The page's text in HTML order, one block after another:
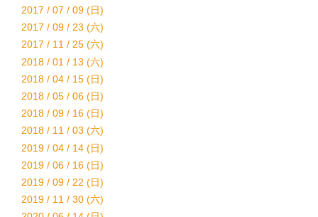
2017 / 07 / 09 (日)
2017 / 09 / 23 (六)
2017 / 11 / 25 (六)
2018 / 01 / 13 (六)
2018 / 04 / 15 (日)
2018 / 05 / 06 (日)
2018 / 09 / 16 (日)
2018 / 11 / 03 (六)
2019 / 04 / 14 (日)
2019 / 06 / 16 (日)
2019 / 09 / 22 (日)
2019 / 11 / 30 (六)